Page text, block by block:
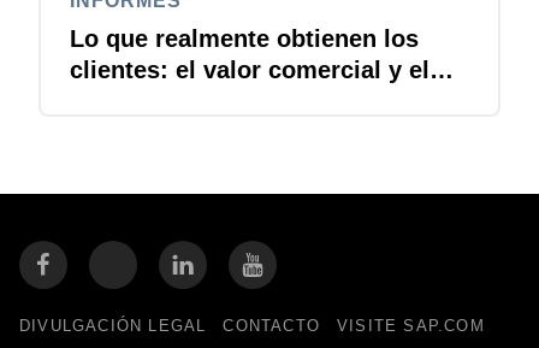
Lo que realmente obtienen los
clientes: el valor comercial y el
DIVULGACIÓN LEGAL CONTACTO VISITE SAP.COM